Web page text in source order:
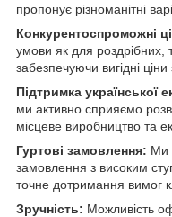
пропонує різноманітні
Конкурентоспроможні
умови як для роздрібних,
забезпечуючи вигідні ціни
Підтримка української
ми активно сприяємо
місцеве виробництво та
Гуртові замовлення: Ми
замовлення з високим
точне дотримання вимог
Зручність: Можливість